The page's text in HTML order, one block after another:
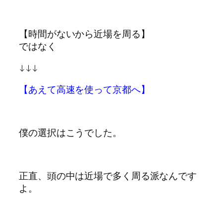
【時間がないから近場を周る】
ではなく
↓↓↓
【あえて高速を使って京都へ】
僕の選択はこうでした。
正直、頭の中は近場で多く周る派なんです
よ。